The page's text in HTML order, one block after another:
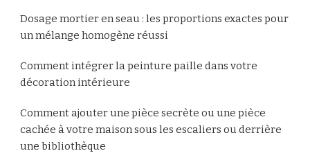
Dosage mortier en seau : les proportions exactes pour
un mélange homogène réussi
Comment intégrer la peinture paille dans votre
décoration intérieure
Comment ajouter une pièce secrète ou une pièce
cachée à votre maison sous les escaliers ou derrière
une bibliothèque